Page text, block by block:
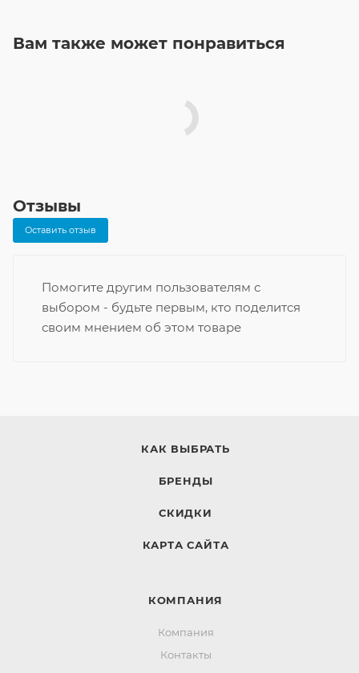
Вам также может понравиться
Отзывы
Оставить отзыв
Помогите другим пользователям с
выбором - будьте первым, кто поделится
своим мнением об этом товаре
КАК ВЫБРАТЬ
БРЕНДЫ
СКИДКИ
КАРТА САЙТА
КОМПАНИЯ
Компания
Контакты